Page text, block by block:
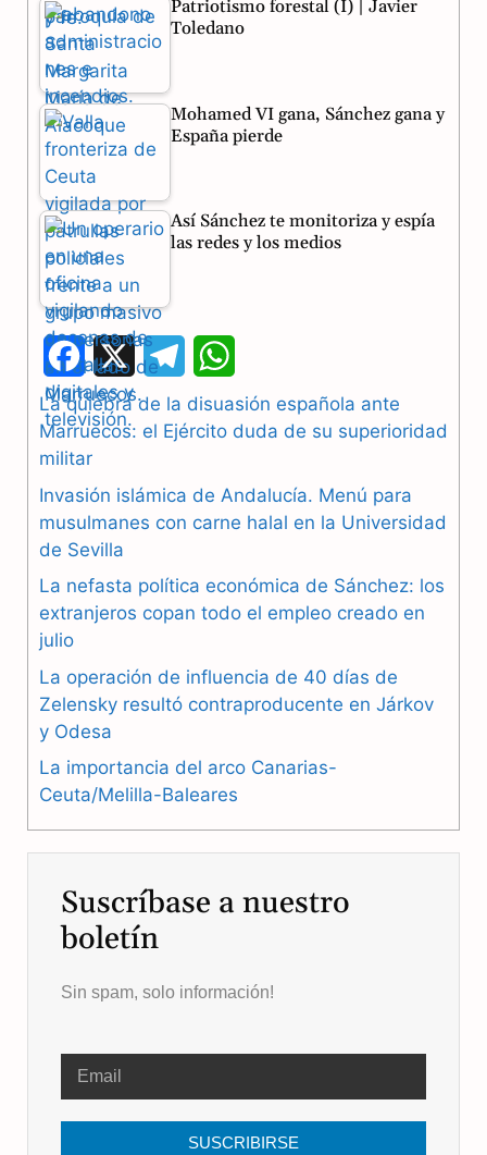
Patriotismo forestal (I) | Javier
Toledano
Mohamed VI gana, Sánchez gana y
España pierde
Así Sánchez te monitoriza y espía
las redes y los medios
F
a
c
b
o
o
X
e
l
g
a
h
a
s
p
La quiebra de la disuasión española ante
Marruecos: el Ejército duda de su superioridad
militar
Invasión islámica de Andalucía. Menú para
musulmanes con carne halal en la Universidad
de Sevilla
La nefasta política económica de Sánchez: los
extranjeros copan todo el empleo creado en
julio
La operación de influencia de 40 días de
Zelensky resultó contraproducente en Járkov
y Odesa
La importancia del arco Canarias-
Ceuta/Melilla-Baleares
Suscríbase a nuestro
boletín
Sin spam, solo información!
SUSCRIBIRSE